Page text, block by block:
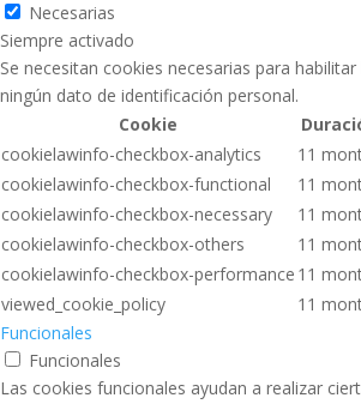
Necesarias
Siempre activado
Se necesitan cookies necesarias para
ningún dato de identificación personal.
Cookie
cookielawinfo-checkbox-analytics
11
cookielawinfo-checkbox-functional
11
cookielawinfo-checkbox-necessary
11
cookielawinfo-checkbox-others
11
cookielawinfo-checkbox-performance 11
viewed_cookie_policy
11
Funcionales
Funcionales
Las cookies funcionales ayudan a realizar